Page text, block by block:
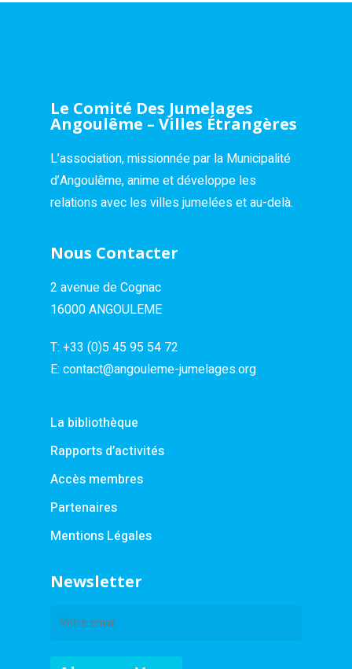
Le Comité Des Jumelages
Angoulême – Villes Étrangères
L’association, missionnée par la Municipalité
d’Angoulême, anime et développe les
relations avec les villes jumelées et au-delà.
Nous Contacter
2 avenue de Cognac
16000 ANGOULEME
T: +33 (0)5 45 95 54 72
E: contact@angouleme-jumelages.org
La bibliothèque
Rapports d’activités
Accès membres
Partenaires
Mentions Légales
Newsletter